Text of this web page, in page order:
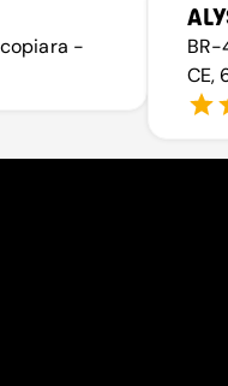
-
BR-
CE,